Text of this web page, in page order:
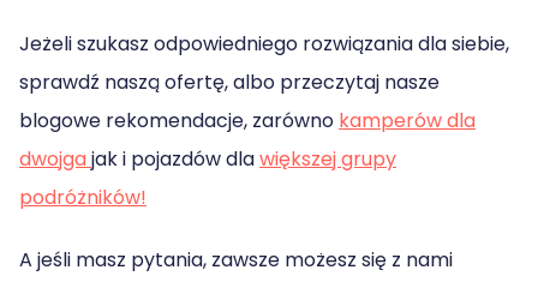
Jeżeli szukasz odpowiedniego rozwiązania dla siebie,
sprawdź naszą ofertę, albo przeczytaj nasze
blogowe rekomendacje, zarówno kamperów dla
dwojgajak i pojazdów dlawiększej grupy
podróżników!
A jeśli masz pytania, zawsze możesz się z nami